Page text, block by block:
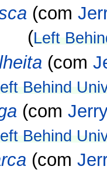
(com
(Left
(com
Behind
(com
Behind
(com